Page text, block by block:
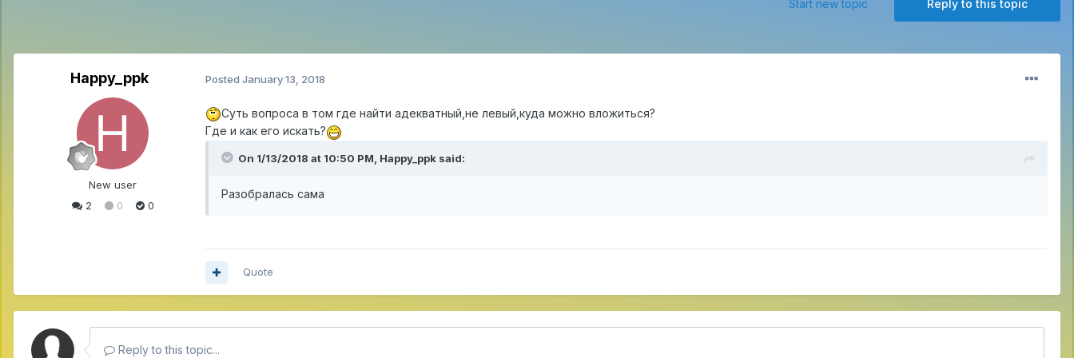
Reply to this topic
Start new topic
Happy_ppk
New user
2
0 0
Posted January 13, 2018
Суть вопроса в том где найти адекватный,не левый,куда можно вложиться?
Где и как его искать?
On 1/13/2018 at 10:50 PM, Happy_ppk said:
Разобралась сама
Quote
Reply to this topic...